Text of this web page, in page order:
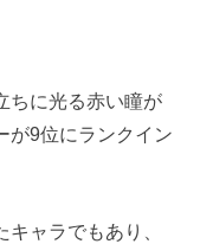
ちに光る赤い瞳が
が9位にランクイン
ャラでもあり、